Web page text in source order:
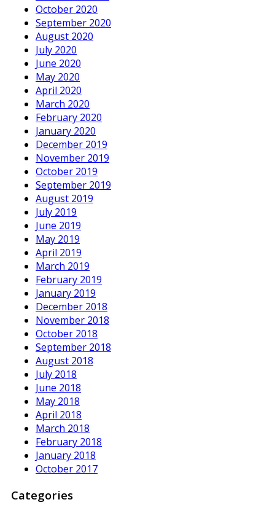
October 2020
September 2020
August 2020
July 2020
June 2020
May 2020
April 2020
March 2020
February 2020
January 2020
December 2019
November 2019
October 2019
September 2019
August 2019
July 2019
June 2019
May 2019
April 2019
March 2019
February 2019
January 2019
December 2018
November 2018
October 2018
September 2018
August 2018
July 2018
June 2018
May 2018
April 2018
March 2018
February 2018
January 2018
October 2017
Categories